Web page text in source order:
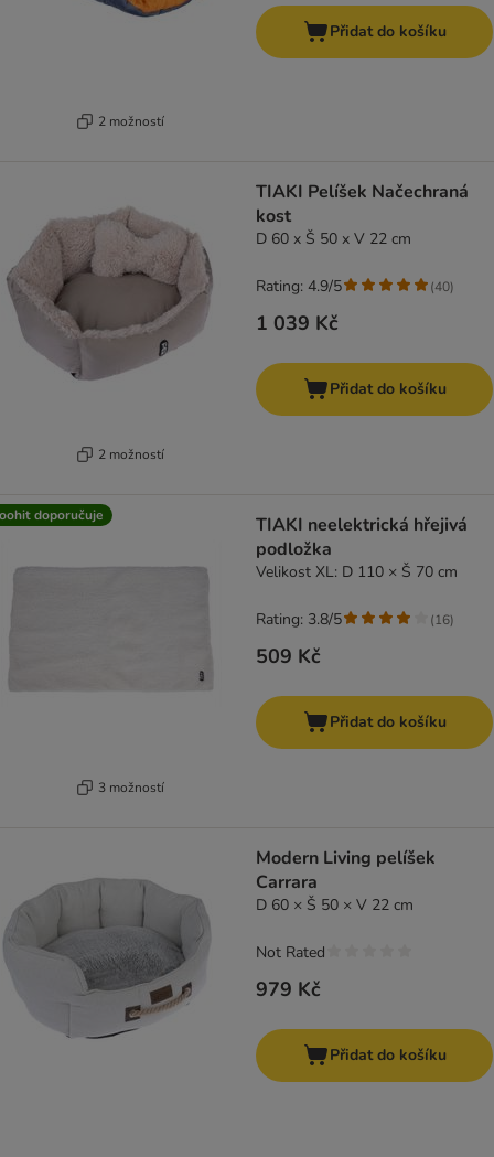
2 možností
Přidat do košíku
2 možností
TIAKI Pelíšek Načechraná
kost
D 60 x Š 50 x V 22 cm
1 039 Kč
Rating: 4.9/5 (40)
Přidat do košíku
doporučuje
3 možností
TIAKI neelektrická hřejivá
podložka
Velikost XL: D 110 × Š 70 cm
509 Kč
Rating: 3.8/5 (16)
Přidat do košíku
Modern Living pelíšek
Carrara
D 60 × Š 50 × V 22 cm
979 Kč
Not Rated
Přidat do košíku